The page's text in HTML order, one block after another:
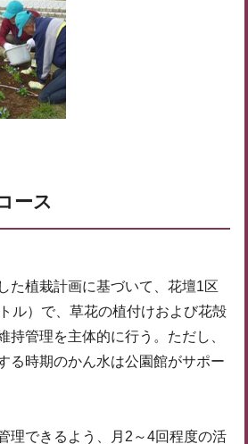
ース
た植栽計画に基づいて、花壇1区
ル）で、草花の植付けおよび花殻
持管理を主体的に行う。ただし、
る時期のかん水は公園館がサポー
理できるよう、月2～4回程度の活